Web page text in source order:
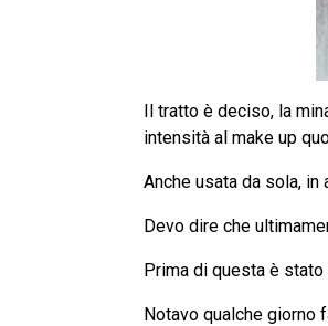
Il tratto è deciso, la
intensità al make up
Anche usata da sola, in
Devo dire che
Prima di questa è
Notavo qualche giorno